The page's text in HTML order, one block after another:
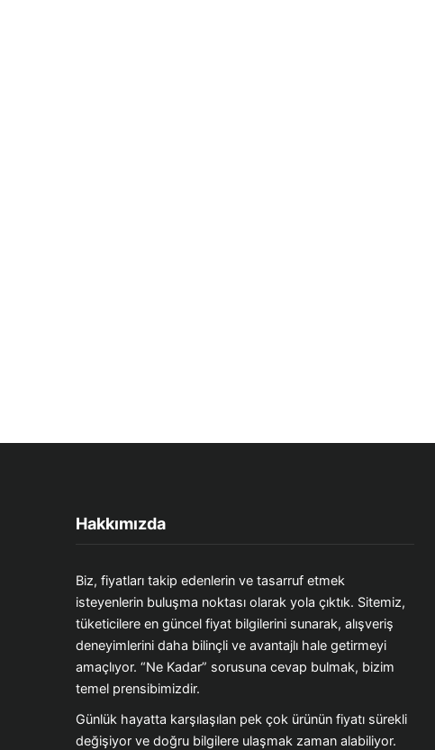
Hakkımızda
Biz, fiyatları takip edenlerin ve tasarruf etmek
isteyenlerin buluşma noktası olarak yola çıktık. Sitemiz,
tüketicilere en güncel fiyat bilgilerini sunarak, alışveriş
deneyimlerini daha bilinçli ve avantajlı hale getirmeyi
amaçlıyor. “Ne Kadar” sorusuna cevap bulmak, bizim
temel prensibimizdir.
Günlük hayatta karşılaşılan pek çok ürünün fiyatı sürekli
değişiyor ve doğru bilgilere ulaşmak zaman alabiliyor.